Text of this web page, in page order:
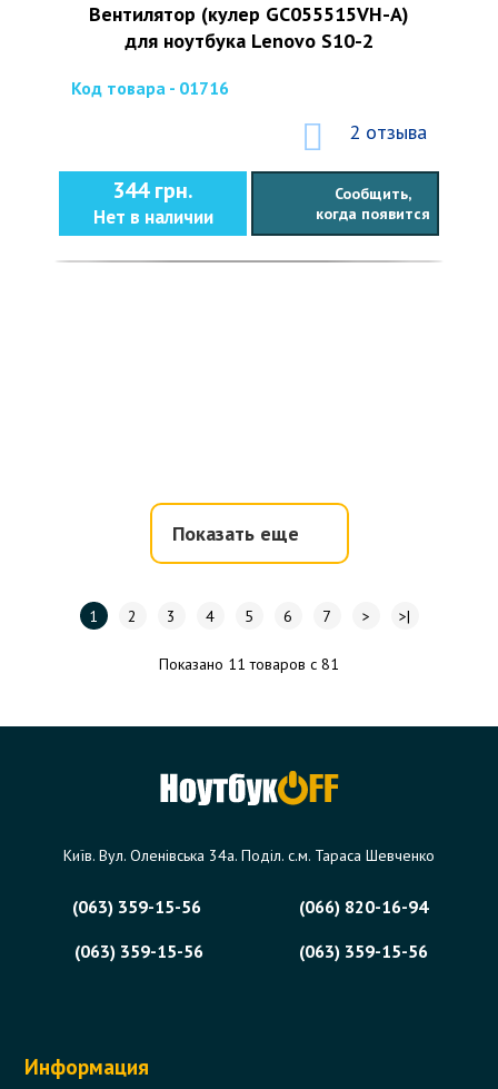
Вентилятор (кулер GC055515VH-A)
для ноутбука Lenovo S10-2
Код товара - 01716
2 отзыва
344 грн.
Нет в наличии
Сообщить,
когда появится
Показать еще
1 2 3 4 5 6 7 > >|
Показано 11 товаров с 81
Київ. Вул. Оленівська 34а. Поділ. с.м. Тараса Шевченко
(063) 359-15-56
(066) 820-16-94
(063) 359-15-56
(063) 359-15-56
Информация